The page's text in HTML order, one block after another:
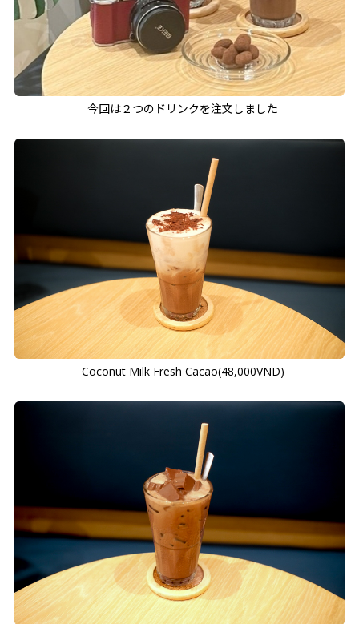
今回は２つのドリンクを注文しました
Coconut Milk Fresh Cacao(48,000VND)